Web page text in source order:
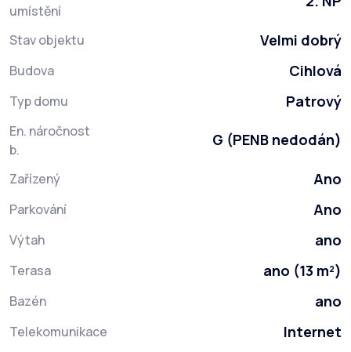
umístění
Stav objektu Velmi dobrý
Budova Cihlová
Typ domu Patrový
En. náročnost
b.
G (PENB nedodán)
Zařízený Ano
Parkování Ano
Výtah ano
Terasa ano (13 m²)
Bazén ano
Telekomunikace Internet